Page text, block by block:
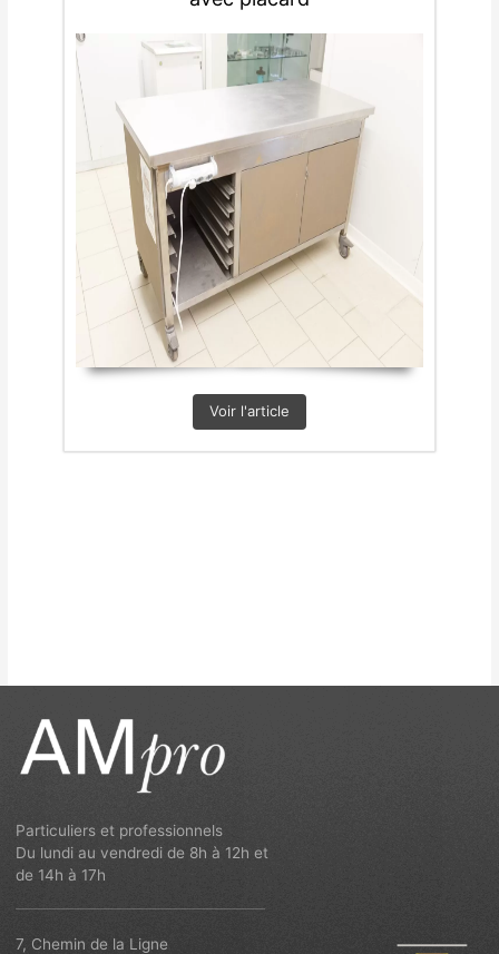
Voir l'article
Particuliers et professionnels
Du lundi au vendredi de 8h à 12h et
de 14h à 17h
7, Chemin de la Ligne